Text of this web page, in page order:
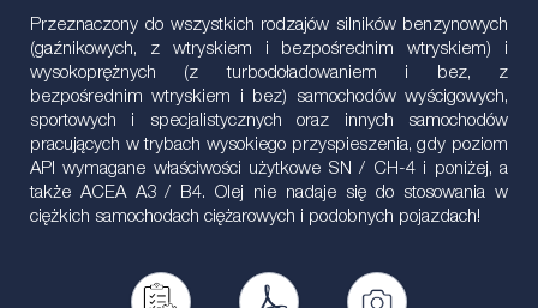
Przeznaczony do wszystkich rodzajów silników benzynowych
(gaźnikowych, z wtryskiem i bezpośrednim wtryskiem) i
wysokoprężnych (z turbodoładowaniem i bez, z
bezpośrednim wtryskiem i bez) samochodów wyścigowych,
sportowych i specjalistycznych oraz innych samochodów
pracujących w trybach wysokiego przyspieszenia, gdy poziom
API wymagane właściwości użytkowe SN / CH-4 i poniżej, a
także ACEA A3 / B4. Olej nie nadaje się do stosowania w
ciężkich samochodach ciężarowych i podobnych pojazdach!